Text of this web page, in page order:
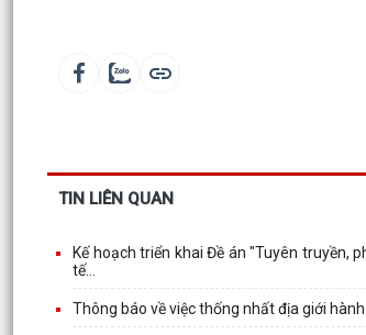
TIN LIÊN QUAN
Kế hoạch triển khai Đề án "Tuyên truyền,
tế...
Thông báo về việc thống nhất địa giới